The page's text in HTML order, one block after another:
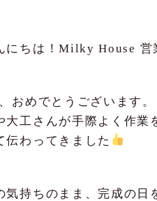
にちは！Milky House 営
おめでとうございます
大工さんが手際よく作業
伝わってきました
気持ちのまま、完成の日